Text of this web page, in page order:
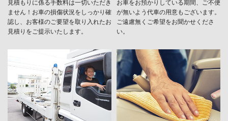
見積もりに係る手数料は一切いただき
ません！お車の損傷状況をしっかり確
認し、お客様のご要望を取り入れたお
見積りをご提示いたします。
お車をお預かりしている期間、ご不便
が無いよう代車の用意もございます。
ご遠慮無くご希望をお聞かせくださ
い。